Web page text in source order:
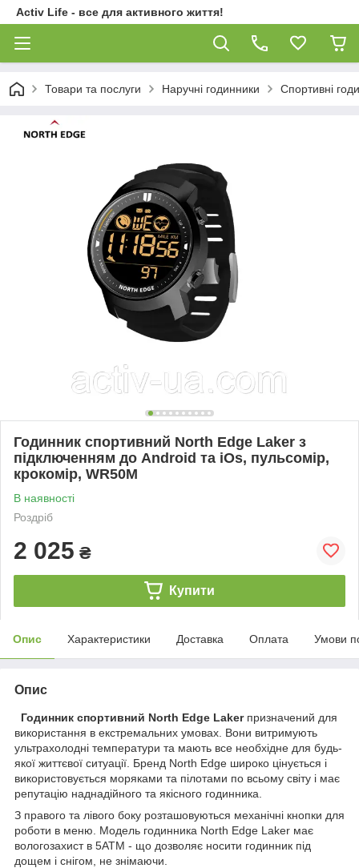
Activ Life - все для активного життя!
Товари та послуги Наручні годинники Спортивні
Годинник спортивний North Edge Laker з
підключенням до Android та iOs, пульсомір,
крокомір, WR50М
В наявності
Роздріб
2 025 ₴
Купити
Опис Характеристики Доставка Оплата Умови
Опис
Годинник спортивний North Edge Lakerпризначений для
використання в екстремальних умовах. Вони витримують
ультрахолодні температури та мають все необхідне для будь-
якої життєвої ситуації. Бренд North Edge широко цінується і
використовується моряками та пілотами по всьому світу і має
репутацію наднадійного та якісного годинника.
З правого та лівого боку розташовуються механічні кнопки для
роботи в меню. Модель годинника North Edge Laker має
вологозахист в 5АТМ - що дозволяє носити годинник під
дощем і снігом, не знімаючи.